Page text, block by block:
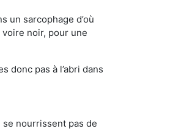
un sarcophage d’où
noir, pour une
donc pas à l’abri dans
nourrissent pas de